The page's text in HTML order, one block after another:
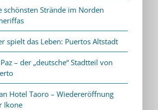
schönsten Strände im Norden
spielt das Leben: Puertos Altstadt
– der „deutsche“ Stadtteil von
Hotel Taoro – Wiedereröffnung
Ikone